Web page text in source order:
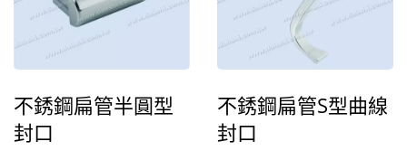
們提供兩種不銹鋼材質
SS304和SS316以因應不同
環境安裝使用，也提供兩種
表面處理：砂面及亮面，讓
客戶選擇。簡單快速的組合
及完美的視覺效果是我們的
們提供兩種不銹鋼材質
SS304和SS316以因應不同
環境安裝使用，也提供兩種
表面處理：砂面及亮面，讓
客戶選擇。簡單快速的組合
及完美的視覺效果是我們的
不銹鋼扁管半圓型
封口
不銹鋼扁管S型曲線
封口